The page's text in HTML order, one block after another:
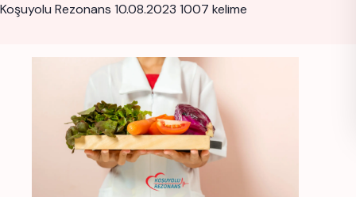
Koşuyolu Rezonans 10.08.2023 1007 kelime